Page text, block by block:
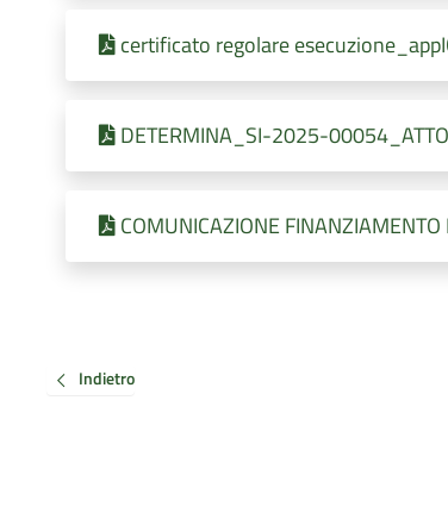
certificato regolare
DETERMINA_SI-2025-00054_ATTO
COMUNICAZIONE
Indietro